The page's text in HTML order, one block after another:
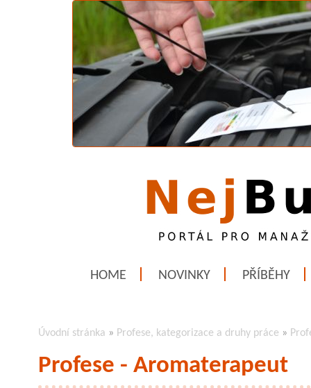
HOME NOVINKY PŘÍBĚHY
Úvodní stránka » Profese, kategorizace a druhy práce »
Profese - Aromaterapeut